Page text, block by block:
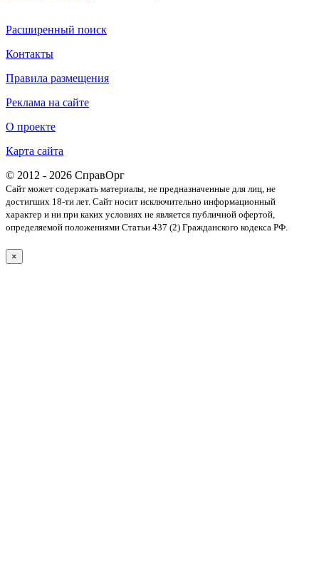
Расширенный поиск
Контакты
Правила размещения
Реклама на сайте
О проекте
Карта сайта
© 2012 - 2026 СправОрг
Сайт может содержать материалы, не предназначенные для лиц, не
достигших 18-ти лет. Cайт носит исключительно информационный
характер и ни при каких условиях не является публичной офертой,
определяемой положениями Статьи 437 (2) Гражданского кодекса РФ.
×